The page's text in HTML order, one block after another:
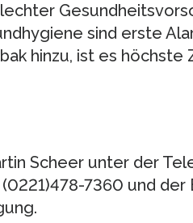
sind erste
hinzu, ist es höchste
Scheer unter der
7360 und der